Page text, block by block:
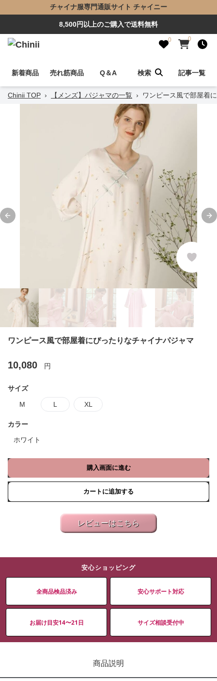
チャイナ服専門通販サイト チャイニー
8,500円以上のご購入で送料無料
0 0
新着商品 売れ筋商品 Q＆A 検索 記事一覧
Chinii TOP › 【メンズ】パジャマの一覧 › ワンピース風で部屋着
Previous slide
ワンピース風で部屋着にぴったりなチャイナパジャマ
10,080 円
サイズ
M L XL
カラー
ホワイト
購入画面に進む
カートに追加する
レビューはこちら
安心ショッピング
全商品検品済み 安心サポート対応
お届け目安14〜21日 サイズ相談受付中
商品説明